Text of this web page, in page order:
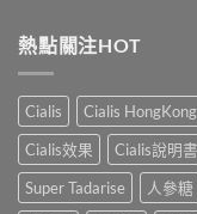
證
你
真
相，
備
孕
位
真
實
體
驗
＋
醫
效
法
與
印
度
Levifil-
20〉
凍
用
與
副
作
用：
果
凍
熱點關注HOT
Cialis Cialis HongKong
Cialis效果
Cialis說明書
Super Tadarise
人參糖